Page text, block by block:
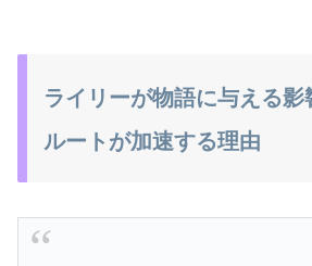
ライリーが物語に与える
ルートが加速する理由